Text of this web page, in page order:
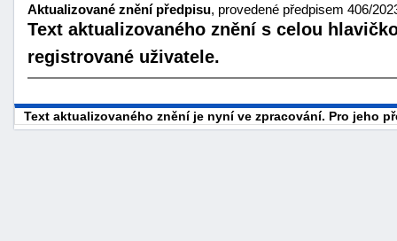
Aktualizované znění předpisu, provedené předpisem 406/
Text aktualizovaného znění s celou
registrované uživatele.
Text aktualizovaného znění je nyní ve zpracování. Pro jeho